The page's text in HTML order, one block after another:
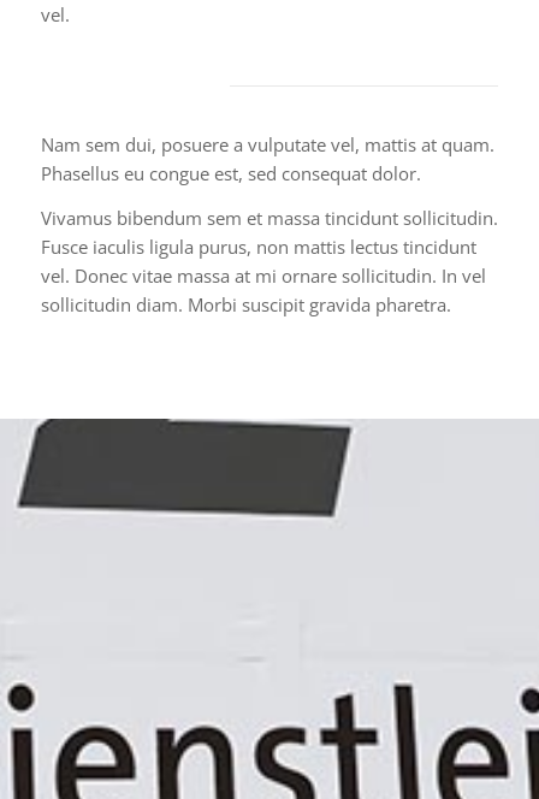
vel.
Nam sem dui, posuere a vulputate vel, mattis at quam.
Phasellus eu congue est, sed consequat dolor.
Vivamus bibendum sem et massa tincidunt sollicitudin.
Fusce iaculis ligula purus, non mattis lectus tincidunt
vel. Donec vitae massa at mi ornare sollicitudin. In vel
sollicitudin diam. Morbi suscipit gravida pharetra.